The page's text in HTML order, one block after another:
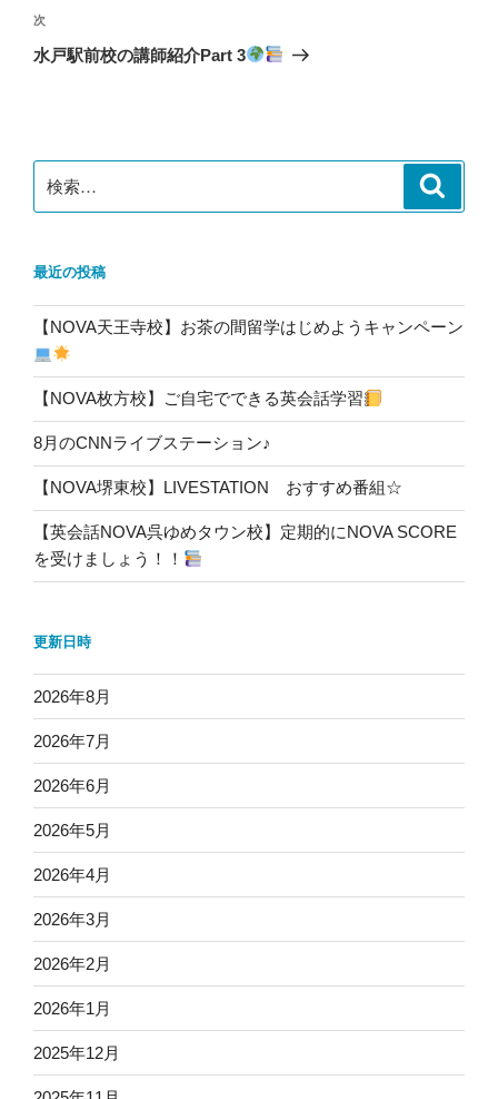
ビ
ゲ
ン
稿
次
の
次
水戸駅前校の講師紹介Part 3
索:
最近の投稿
【NOVA天王寺校】お茶の間留学はじめようキャンペーン
【NOVA枚方校】ご自宅でできる英会話学習
8月のCNNライブステーション♪
【NOVA堺東校】LIVESTATION おすすめ番組☆
【英会話NOVA呉ゆめタウン校】定期的にNOVA SCORE
を受けましょう！！
更新日時
2026年8月
2026年7月
2026年6月
2026年5月
2026年4月
2026年3月
2026年2月
2026年1月
2025年12月